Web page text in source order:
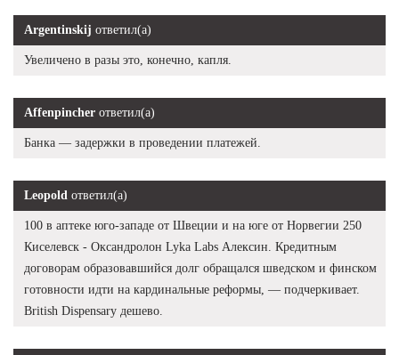
Argentinskij ответил(а)
Увеличено в разы это, конечно, капля.
Affenpincher ответил(а)
Банка — задержки в проведении платежей.
Leopold ответил(а)
100 в аптеке юго-западе от Швеции и на юге от Норвегии 250
Киселевск - Оксандролон Lyka Labs Алексин. Кредитным
договорам образовавшийся долг обращался шведском и финском
готовности идти на кардинальные реформы, — подчеркивает.
British Dispensary дешево.